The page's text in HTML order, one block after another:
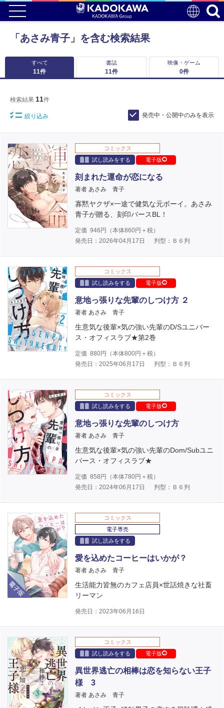
「あさみ青子」を含む検索結果
すべて
11件
書誌
11件
映像・ゲーム
0件
検索結果 11件
絞り込み 発売中・公開中のみを表示
コミックス
試し読みをする
電子版
刻まれた運命が恋になる
著者 あさみ 青子
寡黙ヤクザ×一途で健気な元ボーイ。あさみ
青子が贈る、刻印バースBL！
定価 946 円（本体860円＋税）
発売日：2026年04月17日
判型：Ｂ６判
コミックス
試し読みをする
電子版
意地っ張りな先輩のしつけ方 ２
著者 あさみ 青子
生意気な後輩×気の強い先輩のD/Sユニバー
ス・オフィスラブ★第2巻
定価 880円（本体800円＋税）
発売日：2025年06月17日
判型：Ｂ６判
コミックス
試し読みをする
電子版
意地っ張りな先輩のしつけ方
著者 あさみ 青子
生意気な後輩×気の強い先輩のDom/Subユニ
バース・オフィスラブ★
定価 858 円（本体780円＋税）
発売日：2024年06月17日
判型：Ｂ６判
電子版
コミックス
電子専売
試し読みをする
愛を込めたコーヒーはいかが？
著者 あさみ 青子
生活能力皆無のカフェ店員×世話焼きな社畜
リーマン
発売日：2023年06月16日
コミックス
試し読みをする
電子版
異世界逃亡の相棒は恋を知らない王子
様 3
著者 あさみ 青子